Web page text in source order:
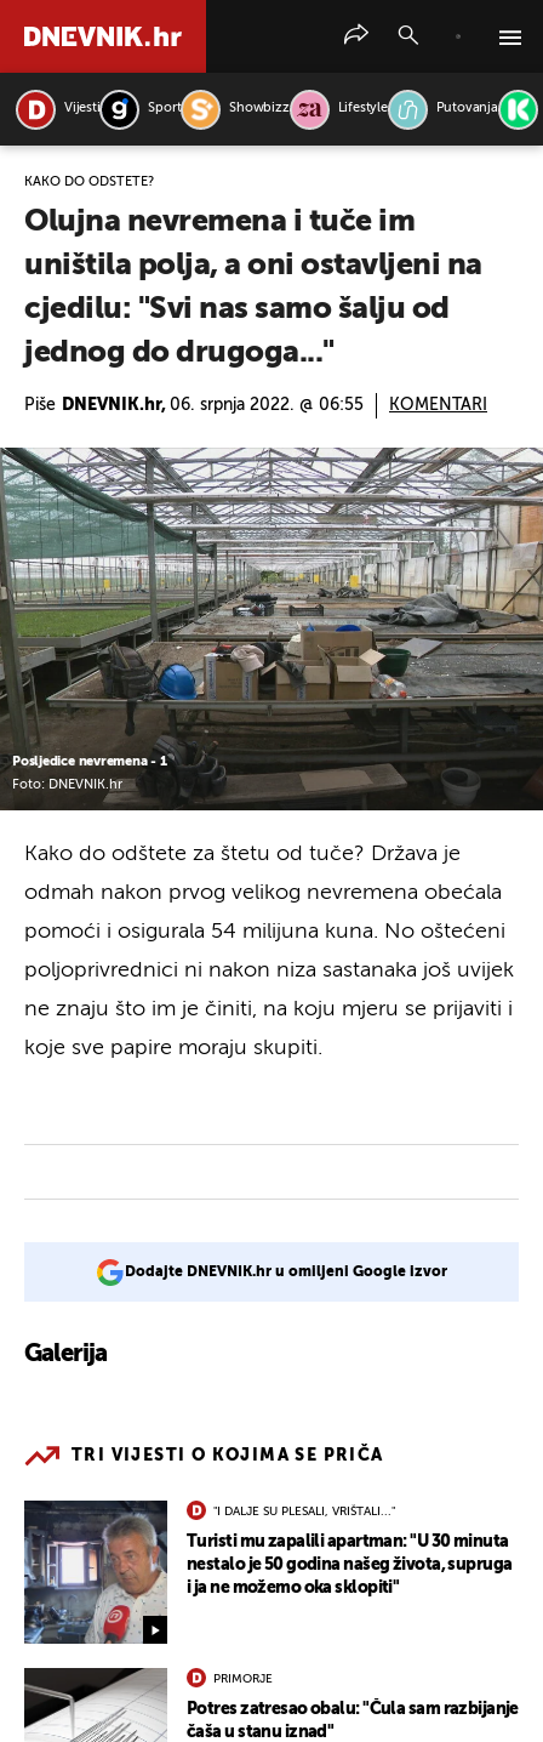
Vijesti Sport Showbizz Lifestyle Putovanja
KAKO DO ODŠTETE?
Olujna nevremena i tuče im
uništila polja, a oni ostavljeni na
cjedilu: "Svi nas samo šalju od
jednog do drugoga..."
Piše DNEVNIK.hr, 06. srpnja 2022. @ 06:55 KOMENTARI
Posljedice nevremena - 1
Foto: DNEVNIK.hr
Kako do odštete za štetu od tuče? Država je
odmah nakon prvog velikog nevremena obećala
pomoći i osigurala 54 milijuna kuna. No oštećeni
poljoprivrednici ni nakon niza sastanaka još uvijek
ne znaju što im je činiti, na koju mjeru se prijaviti i
koje sve papire moraju skupiti.
Dodajte DNEVNIK.hr u omiljeni Google izvor
Galerija
TRI VIJESTI O KOJIMA SE PRIČA
"I DALJE SU PLESALI, VRIŠTALI..."
Turisti mu zapalili apartman: "U 30 minuta
nestalo je 50 godina našeg života, supruga
i ja ne možemo oka sklopiti"
PRIMORJE
Potres zatresao obalu: "Čula sam razbijanje
čaša u stanu iznad"
PRETRAŽITE VIJESTI